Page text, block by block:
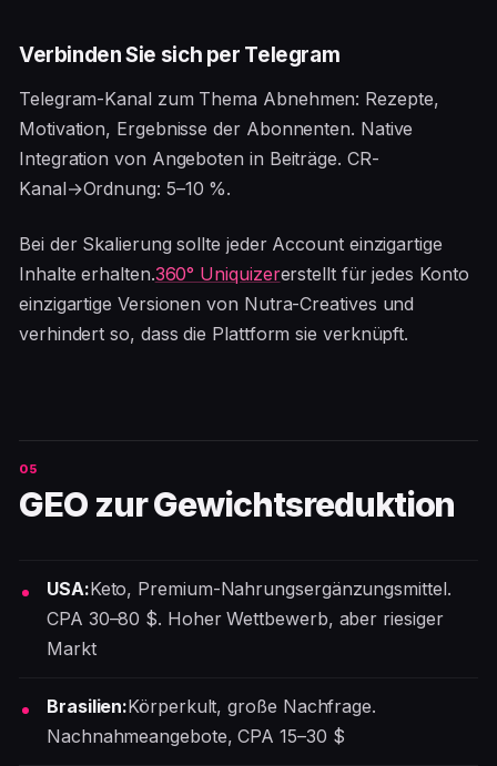
Verbinden Sie sich per Telegram
Telegram-Kanal zum Thema Abnehmen: Rezepte,
Motivation, Ergebnisse der Abonnenten. Native
Integration von Angeboten in Beiträge. CR-
Kanal→Ordnung: 5–10 %.
Bei der Skalierung sollte jeder Account einzigartige
Inhalte erhalten.360° Uniquizererstellt für jedes Konto
einzigartige Versionen von Nutra-Creatives und
verhindert so, dass die Plattform sie verknüpft.
GEO zur Gewichtsreduktion
USA:Keto, Premium-Nahrungsergänzungsmittel.
CPA 30–80 $. Hoher Wettbewerb, aber riesiger
Markt
Brasilien:Körperkult, große Nachfrage.
Nachnahmeangebote, CPA 15–30 $